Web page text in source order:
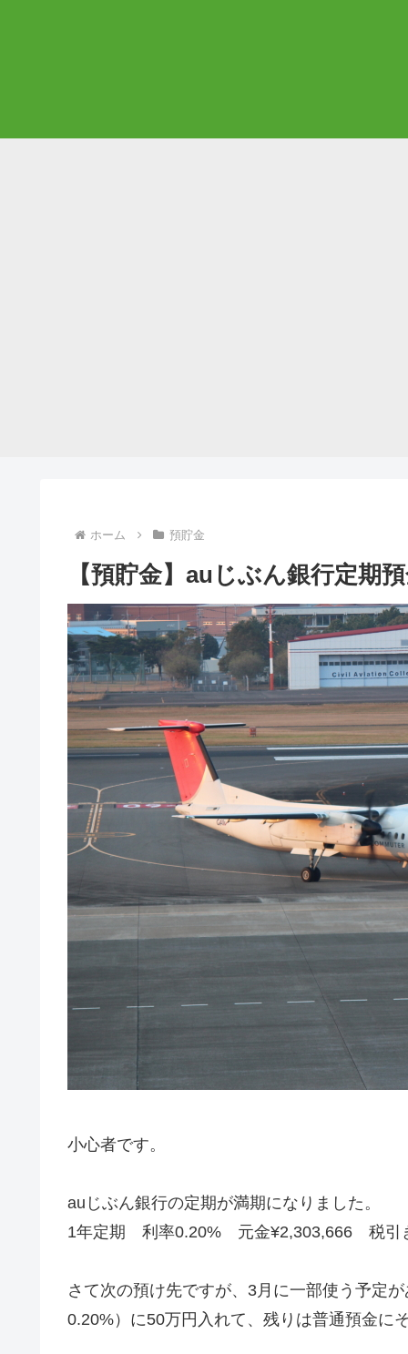
ホーム 預貯金
【預貯金】auじぶん銀行定期
小心者です。
auじぶん銀行の定期が満期になりました。
1年定期 利率0.20% 元金¥2,303,666 税引
さて次の預け先ですが、3月に一部使う予定
0.20%）に50万円入れて、残りは普通預金に